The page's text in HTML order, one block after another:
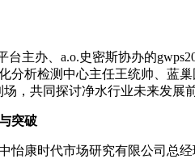
主办、a.o.史密斯协办的
分析检测中心主任王统帅、蓝
，共同探讨净水行业未来发展
突破
康时代市场研究有限公司总